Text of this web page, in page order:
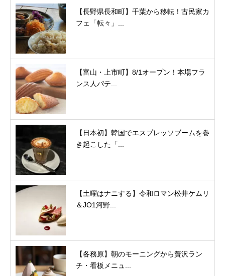
【長野県長和町】千葉から移転！古民家カ
フェ「転々」...
【富山・上市町】8/1オープン！本場フラ
ンス人パテ...
【日本初】韓国でエスプレッソブームを巻
き起こした「...
【土曜はナニする】令和ロマン松井ケムリ
＆JO1河野...
【各務原】朝のモーニングから贅沢ラン
チ・看板メニュ...